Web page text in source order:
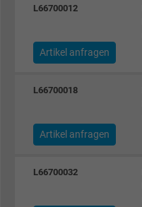
L66700012
Artikel anfragen
L66700018
Artikel anfragen
L66700032